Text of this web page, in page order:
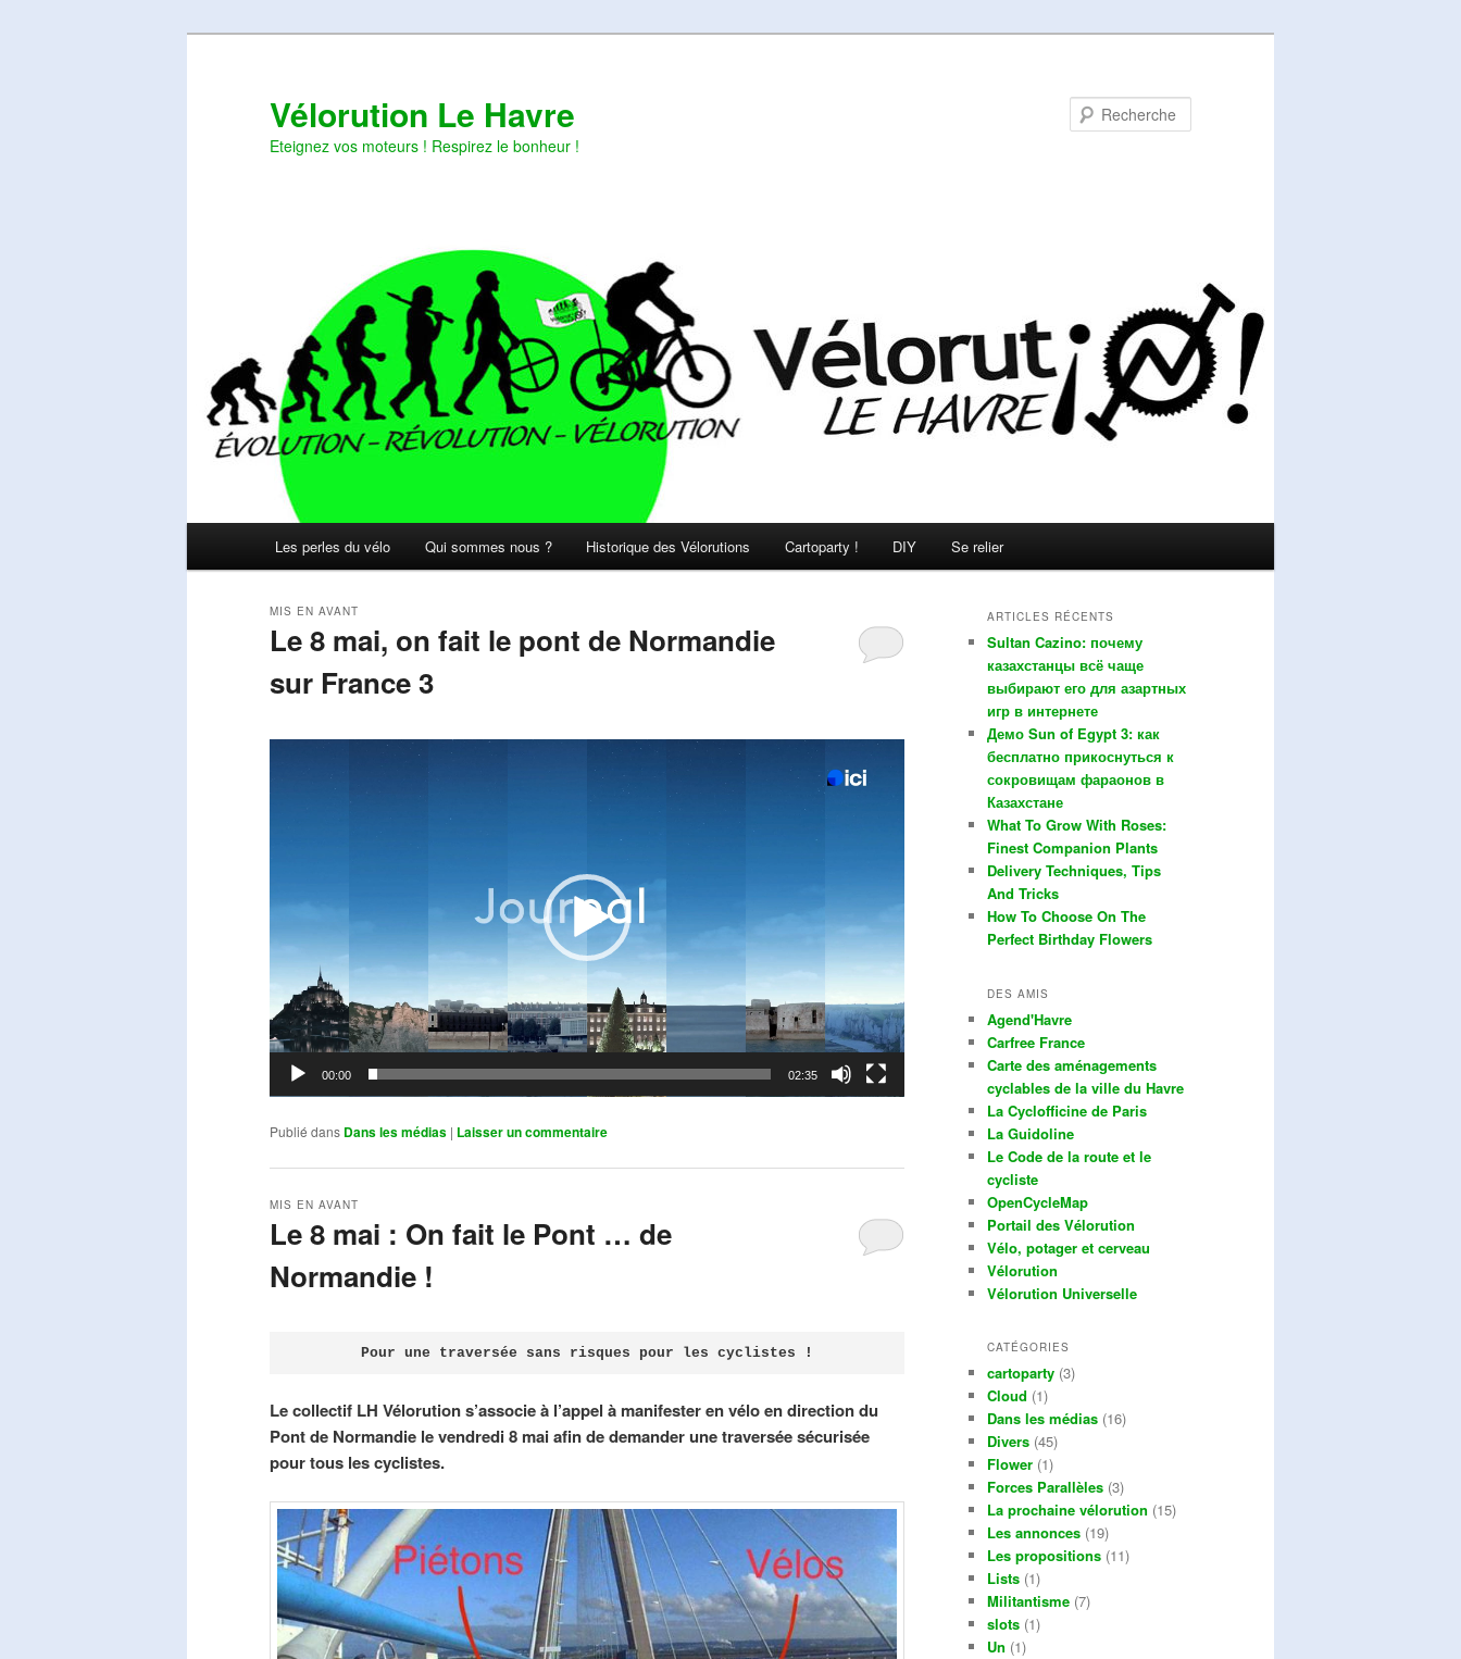
Vélorution Le Havre
Eteignez vos moteurs ! Respirez le bonheur !
Les perles du vélo Qui sommes nous ? Historique des Vélorutions Cartoparty ! DIY Se relier
Le 8 mai, on fait le pont de Normandie
sur France 3
MIS EN AVANT
00:00 02:35
Publié dans Dans les médias | Laisser un commentaire
Le 8 mai : On fait le Pont … de
Normandie !
MIS EN AVANT
Pour une traversée sans risques pour les cyclistes !
Le collectif LH Vélorution s’associe à l’appel à manifester en vélo en direction du
Pont de Normandie le vendredi 8 mai afin de demander une traversée sécurisée
pour tous les cyclistes.
ARTICLES RÉCENTS
Sultan Cazino: почему
казахстанцы всё чаще
выбирают его для азартных
игр в интернете
Демо Sun of Egypt 3: как
бесплатно прикоснуться к
сокровищам фараонов в
Казахстане
What To Grow With Roses:
Finest Companion Plants
Delivery Techniques, Tips
And Tricks
How To Choose On The
Perfect Birthday Flowers
DES AMIS
Agend'Havre
Carfree France
Carte des aménagements
cyclables de la ville du Havre
La Cyclofficine de Paris
La Guidoline
Le Code de la route et le
cycliste
OpenCycleMap
Portail des Vélorution
Vélo, potager et cerveau
Vélorution
Vélorution Universelle
CATÉGORIES
cartoparty (3)
Cloud (1)
Dans les médias (16)
Divers (45)
Flower (1)
Forces Parallèles (3)
La prochaine vélorution (15)
Les annonces (19)
Les propositions (11)
Lists (1)
Militantisme (7)
slots (1)
Un (1)